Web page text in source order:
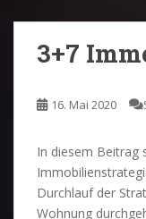
3+7
16. Mai 2020
In diesem Beitrag
Durchlauf der
Wohnung